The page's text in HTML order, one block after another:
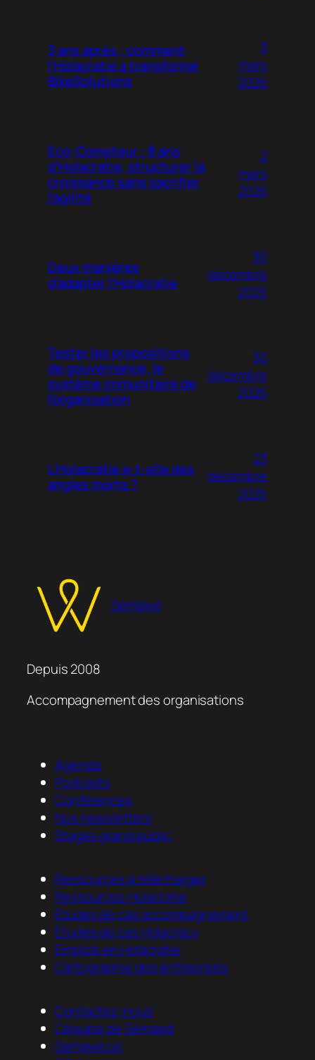
3 ans après : comment
l’Holacratie a transformé
BikeSolutions
3
mars
2026
Eco-Compteur : 8 ans
d’Holacratie, structurer la
croissance sans sacrifier
l’agilité
2
mars
2026
Deux manières
d’adapter l’Holacratie
30
décembre
2025
Tester les propositions
de gouvernance, le
système immunitaire de
l’organisation
30
décembre
2025
L’Holacratie a-t-elle des
angles morts ?
23
décembre
2025
Sémawé
Depuis 2008
Accompagnement des organisations
Agenda
Podcasts
Conférences
Nos newsletters
Stages grand public
Ressources à télécharger
Ressources Holacratie
Études de cas accompagnement
Études de cas Holacracy
Emplois en Holacratie
Cartographie des entreprises
Contactez-nous
L’équipe de Sémawé
Semawe.us